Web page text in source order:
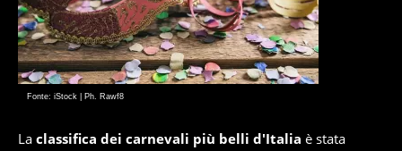
Fonte: iStock | Ph. Rawf8
La classifica dei carnevali più belli d'Italia è stata